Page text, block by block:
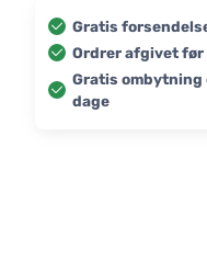
Gratis
Ordrer afgivet før
Gratis
dage